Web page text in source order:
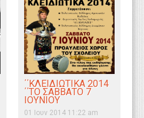
΄΄ΚΛΕΙΔΙΩΤΙΚΑ 2014
΄΄ΤΟ ΣΑΒΒΑΤΟ 7
ΙΟΥΝΙΟΥ
01 Ιουν 2014 11:22 am